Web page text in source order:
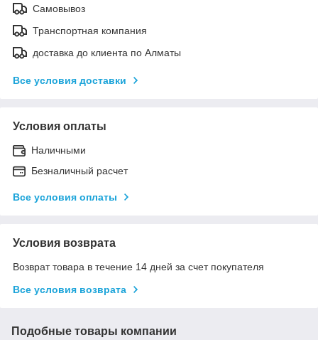
Самовывоз
Транспортная компания
доставка до клиента по Алматы
Все условия доставки
Условия оплаты
Наличными
Безналичный расчет
Все условия оплаты
Условия возврата
Возврат товара в течение 14 дней за счет покупателя
Все условия возврата
Подобные товары компании